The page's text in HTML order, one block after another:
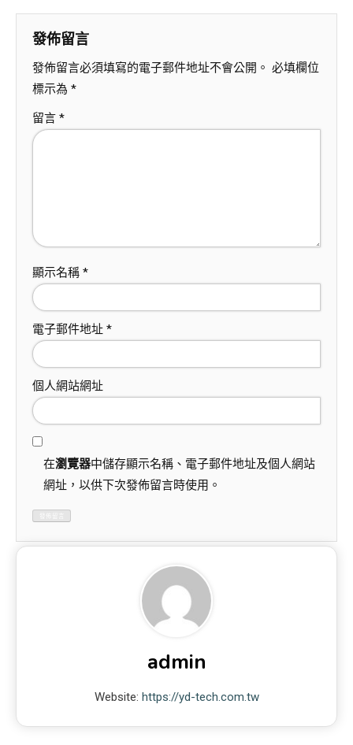
發佈留言
發佈留言必須填寫的電子郵件地址不會公開。 必填欄位
標示為 *
留言 *
顯示名稱 *
電子郵件地址 *
個人網站網址
在瀏覽器中儲存顯示名稱、電子郵件地址及個人網站
網址，以供下次發佈留言時使用。
admin
Website: https://yd-tech.com.tw